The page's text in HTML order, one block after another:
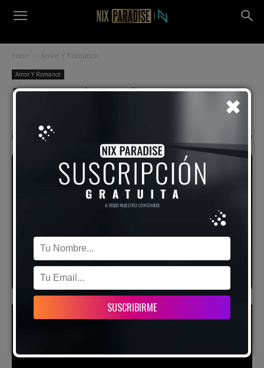
Inicio Amor Y Romance
Amor Y Romance
Desinterés y Silencio: No
Por Alex Vidal 1280